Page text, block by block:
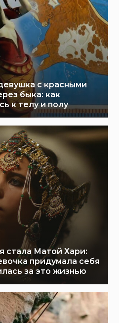
с красными
быка: как
к телу и полу
стала Матой Хари:
придумала себя
за это жизнью